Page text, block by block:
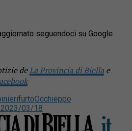
seguendoci su Google
deLa Provincia di Biella e
furtoOcchieppo
03/18